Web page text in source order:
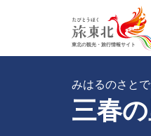
三春
みはるのさと